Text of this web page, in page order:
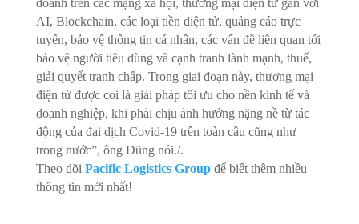
doanh trên các mạng xã hội, thương mại điện tử gắn với
AI, Blockchain, các loại tiền điện tử, quảng cáo trực
tuyến, bảo vệ thông tin cá nhân, các vấn đề liên quan tới
bảo vệ người tiêu dùng và cạnh tranh lành mạnh, thuế,
giải quyết tranh chấp. Trong giai đoạn này, thương mại
điện tử được coi là giải pháp tối ưu cho nền kinh tế và
doanh nghiệp, khi phải chịu ảnh hưởng nặng nề từ tác
động của đại dịch Covid-19 trên toàn cầu cũng như
trong nước”, ông Dũng nói./.
Theo dõi Pacific Logistics Groupđể biết thêm nhiều
thông tin mới nhất!